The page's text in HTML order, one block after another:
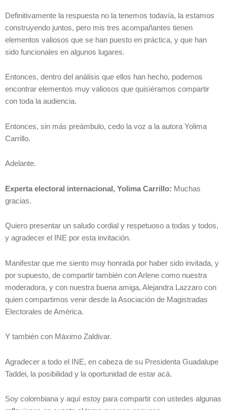
Definitivamente la respuesta no la tenemos todavía, la estamos
construyendo juntos, pero mis tres acompañantes tienen
elementos valiosos que se han puesto en práctica, y que han
sido funcionales en algunos lugares.
Entonces, dentro del análisis que ellos han hecho, podemos
encontrar elementos muy valiosos que quisiéramos compartir
con toda la audiencia.
Entonces, sin más preámbulo, cedo la voz a la autora Yolima
Carrillo.
Adelante.
Experta electoral internacional, Yolima Carrillo: Muchas
gracias.
Quiero presentar un saludo cordial y respetuoso a todas y todos,
y agradecer el INE por esta invitación.
Manifestar que me siento muy honrada por haber sido invitada, y
por supuesto, de compartir también con Arlene como nuestra
moderadora, y con nuestra buena amiga, Alejandra Lazzaro con
quien compartimos venir desde la Asociación de Magistradas
Electorales de América.
Y también con Máximo Zaldivar.
Agradecer a todo el INE, en cabeza de su Presidenta Guadalupe
Taddei, la posibilidad y la oportunidad de estar acá.
Soy colombiana y aquí estoy para compartir con ustedes algunas